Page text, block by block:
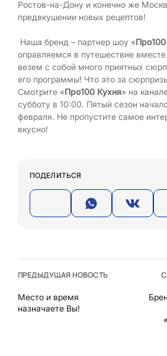
Ростов-на-Дону и конечно же
предвкушении новых рецептов!
Наша бренд – партнер шоу «
оправляемся в путешествие
везем с собой много приятных
его программы! Что это за
Смотрите «Про100 Кухня» на
субботу в 10:00. Пятый сезон
февраля. Не пропустите самое
вкусно!
ПОДЕЛИТЬСЯ
ПРЕДЫДУЩАЯ НОВОСТЬ
Место и время
назначаете Вы!